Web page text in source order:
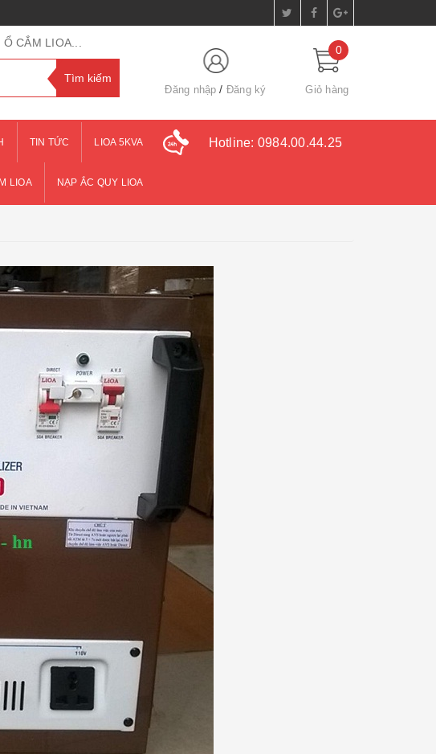
CẮM LIOA...
Đăng nhập Đăng ký
0
Giỏ hàng
TIN TỨC LIOA 5KVA
LIOA NẠP ẮC QUY LIOA
Hotline: 0984.00.44.25
ĐIỆN
ỔN ÁP